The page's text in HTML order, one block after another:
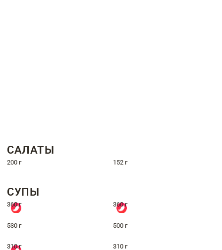
САЛАТЫ
200 г 152 г
СУПЫ
360 г 360 г
530 г 500 г
310 г 310 г